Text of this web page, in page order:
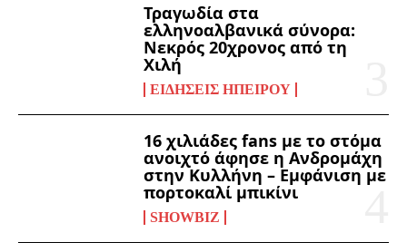
Τραγωδία στα
ελληνοαλβανικά σύνορα:
Νεκρός 20χρονος από τη
Χιλή
ΕΙΔΉΣΕΙΣ ΗΠΕΊΡΟΥ
16 χιλιάδες fans με το στόμα
ανοιχτό άφησε η Ανδρομάχη
στην Κυλλήνη – Εμφάνιση με
πορτοκαλί μπικίνι
SHOWBIZ